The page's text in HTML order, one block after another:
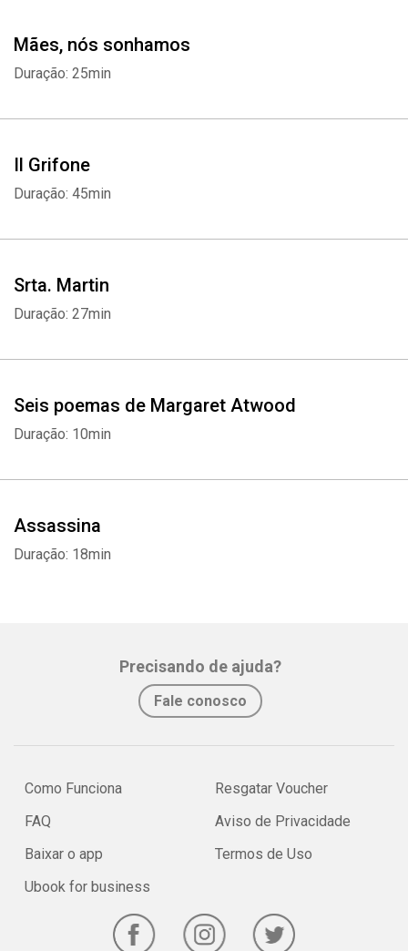
Mães, nós sonhamos
Duração: 25min
Il Grifone
Duração: 45min
Srta. Martin
Duração: 27min
Seis poemas de Margaret Atwood
Duração: 10min
Assassina
Duração: 18min
Precisando de ajuda?
Fale conosco
Como Funciona
FAQ
Baixar o app
Ubook for business
Resgatar Voucher
Aviso de Privacidade
Termos de Uso